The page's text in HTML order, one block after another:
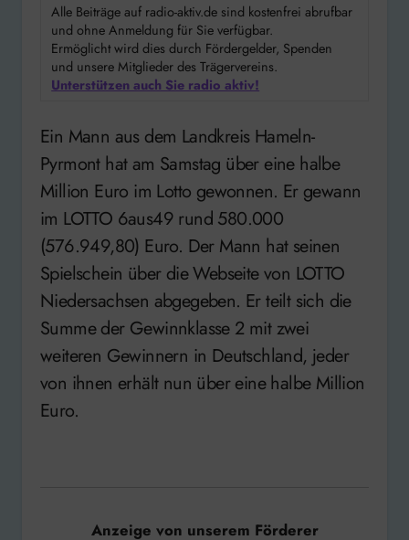
Alle Beiträge auf radio-aktiv.de sind kostenfrei abrufbar
und ohne Anmeldung für Sie verfügbar.
Ermöglicht wird dies durch Fördergelder, Spenden
und unsere Mitglieder des Trägervereins.
Unterstützen auch Sie radio aktiv!
Ein Mann aus dem Landkreis Hameln-
Pyrmont hat am Samstag über eine halbe
Million Euro im Lotto gewonnen. Er gewann
im LOTTO 6aus49 rund 580.000
(576.949,80) Euro. Der Mann hat seinen
Spielschein über die Webseite von LOTTO
Niedersachsen abgegeben. Er teilt sich die
Summe der Gewinnklasse 2 mit zwei
weiteren Gewinnern in Deutschland, jeder
von ihnen erhält nun über eine halbe Million
Euro.
Anzeige von unserem Förderer